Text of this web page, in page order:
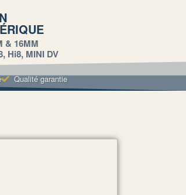
& 16MM
Hi8, MINI DV
Qualité garantie